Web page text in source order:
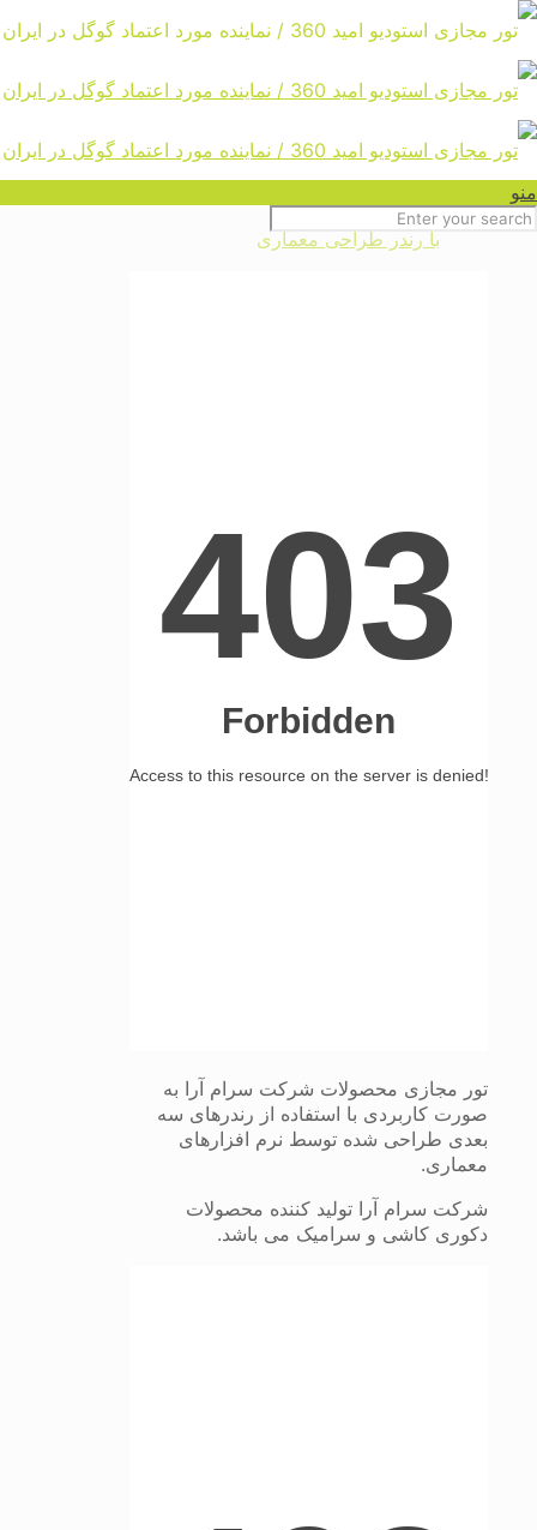
منو
تور مجازی محصولات شرکت سرام
آرا با رندر طراحی معماری
تور مجازی محصولات شرکت سرام آرا
با رندر طراحی معماری
تور مجازی محصولات شرکت سرام آرا به
صورت کاربردی با استفاده از رندرهای سه
بعدی طراحی شده توسط نرم افزارهای
معماری.
شرکت سرام آرا تولید کننده محصولات
دکوری کاشی و سرامیک می باشد.